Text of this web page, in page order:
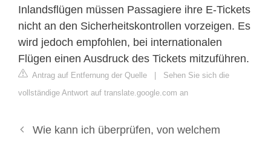
Inlandsflügen müssen Passagiere ihre E-Tickets
nicht an den Sicherheitskontrollen vorzeigen. Es
wird jedoch empfohlen, bei internationalen
Flügen einen Ausdruck des Tickets mitzuführen.
Antrag auf Entfernung der Quelle | Sehen Sie sich die
vollständige Antwort auf translate.google.com an
Wie kann ich überprüfen, von welchem ​​